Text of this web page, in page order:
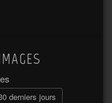
derniers jours